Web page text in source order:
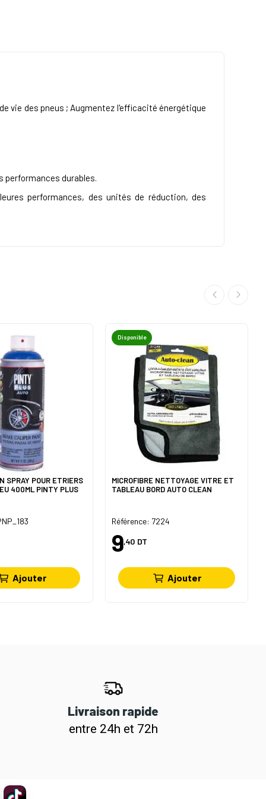
vie des pneus ; Augmentez l'efficacité énergétique
performances durables.
performances, des unités de réduction, des
SPRAY POUR ETRIERS
400ML PINTY PLUS
Ajouter
Disponible
MICROFIBRE NETTOYAGE VITRE ET
TABLEAU BORD AUTO CLEAN
Référence: 7224
9,40 DT
Ajouter
Livraison rapide
entre 24h et 72h